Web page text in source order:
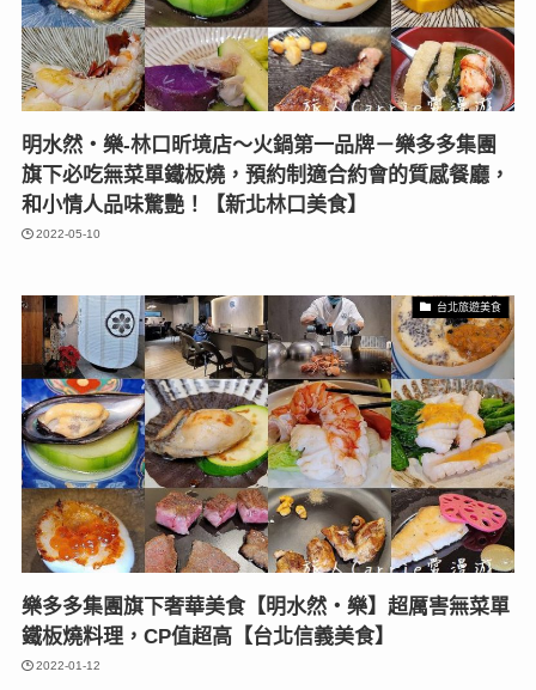
明水然・樂-林口昕境店〜火鍋第一品牌－樂多多集團
旗下必吃無菜單鐵板燒，預約制適合約會的質感餐廳，
和小情人品味驚艷！【新北林口美食】
2022-05-10
台北旅遊美食
樂多多集團旗下奢華美食【明水然・樂】超厲害無菜單
鐵板燒料理，CP值超高【台北信義美食】
2022-01-12